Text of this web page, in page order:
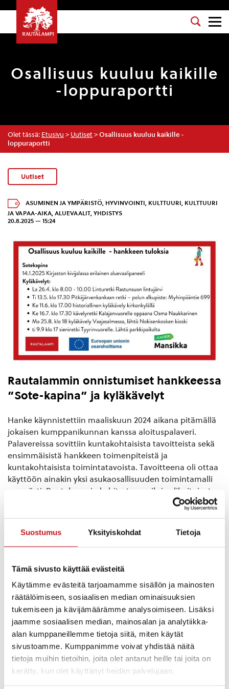
Suostumus Yksityiskohdat Tietoja
Tämä sivusto käyttää evästeitä
Käytämme evästeitä tarjoamamme sisällön ja mainosten
räätälöimiseen, sosiaalisen median ominaisuuksien
tukemiseen ja kävijämäärämme analysoimiseen. Lisäksi
jaamme sosiaalisen median, mainosalan ja analytiikka-
alan kumppaneillemme tietoja siitä, miten käytät
sivustoamme. Kumppanimme voivat yhdistää näitä
tietoja muihin tietoihin, joita olet antanut heille tai joita on
kerätty, kun olet käyttänyt heidän palvelujaan.
Osallisuus kuuluu kaikille
-loppuraportti
Olet tässä: Etusivu > Uutiset > Osallisuus kuuluu kaikille -
loppuraportti
Uutiset
ASUMINEN JA YMPÄRISTÖ, HYVINVOINTI, KULTTUURI, KULTTUURI
JA VAPAA-AIKA ALUEVAALIT YHDISTYS
20.8.2025 — 15:24
Rautalammin onnistumiset hankkeessa
”Sote-kapina” ja kyläkävelyt
Hanke käynnistettiin maaliskuun 2024 aikana pitämällä
jokaisen kumppanikunnan kanssa aloituspalaveri.
Palavereissa sovittiin kuntakohtaisista tavoitteista sekä
ensimmäisistä hankkeen toimenpiteistä ja
kuntakohtaisista toimintatavoista. Tavoitteena oli ottaa
käyttöön ainakin yksi asukaosallisuuden toimintamalli
pysyvästi. Rautalammin kehitysteemoiksi valikoituivat
Sote-palvelut, Yhteisöllinen toiminta ja Koko kylä
Rautalammilla OSKU-hankkeen suurimmat
onnistumiset olivat“sote-kapina”(asukkaiden äänen
(helposti omaksuttava, yhteisöllinen toimintamalli).
Turvallisuusteemajäi kesken hankkeessä, mutta loi
pohjaa jatkohankkeille. Kunnan vahvuutena on pitkä
talkooperinne, joka näkyi aktiivisena osallistumisena.
Vaikutuksena asukkaiden tarinat saatiin esille,
Yhdessä tekeminen ja ”Itu” turvallisuudesta.
Turvallisuutta viedään eteenpäin yhdessä kylien kanssa.
Kyläkävelyitä on tähän mennessä toteutettu neljä: